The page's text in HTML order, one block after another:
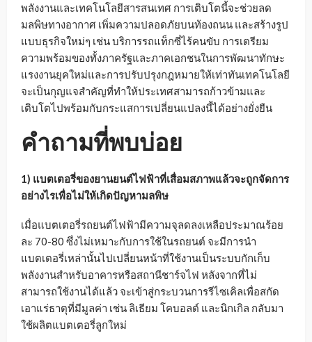
พลังงานและเทคโนโลยีสารสนเทศ การเติบโตนี้จะช่วยลด
มลพิษทางอากาศ เพิ่มความปลอดภัยบนท้องถนน และสร้างรูป
แบบธุรกิจใหม่ๆ เช่น บริการรถแท็กซี่ไร้คนขับ การเตรียม
ความพร้อมของทั้งภาครัฐและภาคเอกชนในการพัฒนาทักษะ
แรงงานยุคใหม่และการปรับปรุงกฎหมายให้เท่าทันเทคโนโลยี
จะเป็นกุญแจสำคัญที่ทำให้ประเทศสามารถก้าวข้ามและ
เติบโตไปพร้อมกับกระแสการเปลี่ยนแปลงนี้ได้อย่างยั่งยืน
คำถามที่พบบ่อย
1) แบตเตอรี่ของยานยนต์ไฟฟ้าที่เสื่อมสภาพแล้วจะถูกจัดการ
อย่างไรเพื่อไม่ให้เกิดปัญหามลพิษ
เมื่อแบตเตอรี่รถยนต์ไฟฟ้ามีความจุลดลงเหลือประมาณร้อย
ละ 70-80 ซึ่งไม่เหมาะกับการใช้ในรถยนต์ จะมีการนำ
แบตเตอรี่เหล่านั้นไปเปลี่ยนหน้าที่ใช้งานเป็นระบบกักเก็บ
พลังงานสำหรับอาคารหรือสถานีชาร์จไฟ หลังจากที่ไม่
สามารถใช้งานได้แล้ว จะเข้าสู่กระบวนการรีไซเคิลเพื่อสกัด
เอาแร่ธาตุที่มีมูลค่า เช่น ลิเธียม โคบอลต์ และนิกเกิล กลับมา
ใช้ผลิตแบตเตอรี่ลูกใหม่